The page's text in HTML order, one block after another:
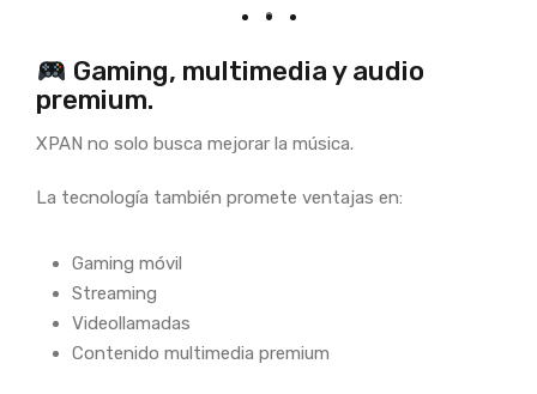
Gaming, multimedia y audio
premium.
XPAN no solo busca mejorar la música.
La tecnología también promete ventajas en:
Gaming móvil
Streaming
Videollamadas
Contenido multimedia premium